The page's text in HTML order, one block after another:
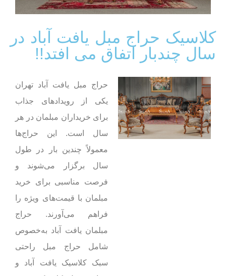
کلاسیک حراج مبل یافت آباد در
سال چندبار اتفاق می افتد!!
حراج مبل یافت آباد تهران
یکی از رویدادهای جذاب
برای خریداران مبلمان در هر
سال است. این حراج‌ها
معمولاً چندین بار در طول
سال برگزار می‌شوند و
فرصت مناسبی برای خرید
مبلمان با قیمت‌های ویژه را
فراهم می‌آورند. حراج
مبلمان یافت آباد به‌خصوص
شامل حراج مبل راحتی
سبک کلاسیک یافت آباد و